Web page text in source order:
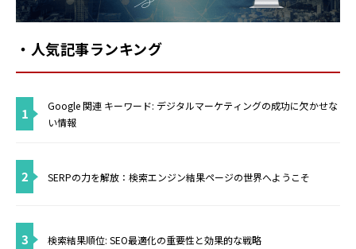
・人気記事ランキング
1
Google 関連 キーワード: デジタルマーケティングの成功に欠かせな
い情報
2 SERPの力を解放：検索エンジン結果ページの世界へようこそ
3 検索結果順位: SEO最適化の重要性と効果的な戦略